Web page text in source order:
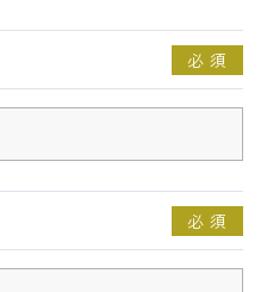
必 須
必 須